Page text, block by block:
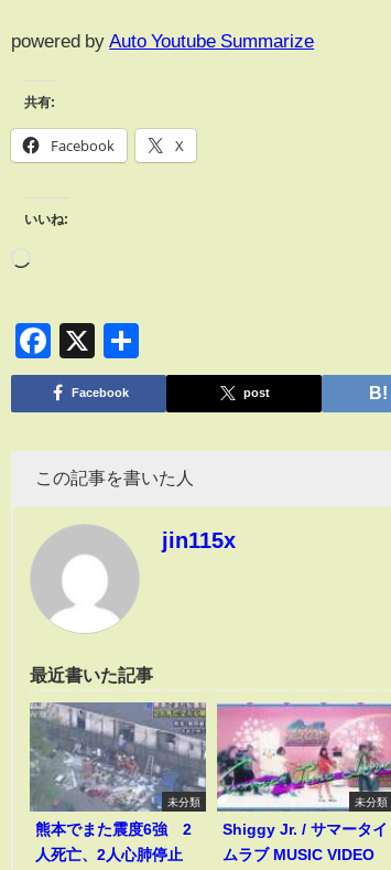
powered by Auto Youtube Summarize
共有:
Facebook X
いいね:
Facebook
X
有
Facebook post
この記事を書いた人
jin115x
最近書いた記事
未分類
熊本でまた震度6強 2
人死亡、2人心肺停止
未分類
Shiggy Jr. / サマータイ
ムラブ MUSIC VIDEO